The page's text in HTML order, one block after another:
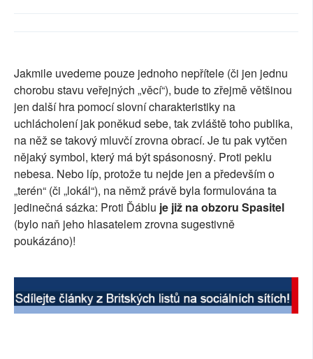
PŘÍSPĚVKY NA PROVOZ
SOCIÁLNÍ SÍTĚ
RUBRIKY
PLNÁ VERZE STRÁNEK
Jakmile uvedeme pouze jednoho nepřítele (či jen jednu
chorobu stavu veřejných „věcí“), bude to zřejmě většinou
jen další hra pomocí slovní charakteristiky na
uchlácholení jak poněkud sebe, tak zvláště toho publika,
na něž se takový mluvčí zrovna obrací. Je tu pak vytčen
nějaký symbol, který má být spásonosný. Proti peklu
nebesa. Nebo líp, protože tu nejde jen a především o
„terén“ (či „lokál“), na němž právě byla formulována ta
jedinečná sázka: Proti Ďáblu je již na obzoru Spasitel
(bylo naň jeho hlasatelem zrovna sugestivně
poukázáno)!